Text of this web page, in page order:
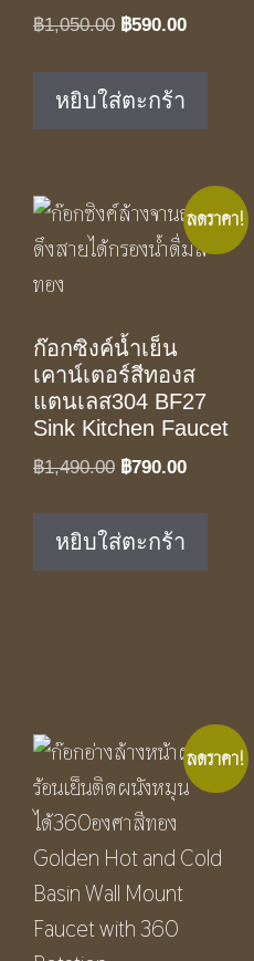
฿1,050.00 Original
฿1,050.00.
฿590.00Current
หยิบใส่ตะกร้า
ลดราคา!
ก๊อกซิงค์น้ำเย็น
เคาน์เตอร์สีทองส
แตนเลส304 BF27
Sink Kitchen Faucet
฿1,490.00 Original
฿1,490.00.
฿790.00Current
หยิบใส่ตะกร้า
ลดราคา!